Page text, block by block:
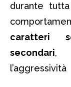
durante
caratteri
secondari,